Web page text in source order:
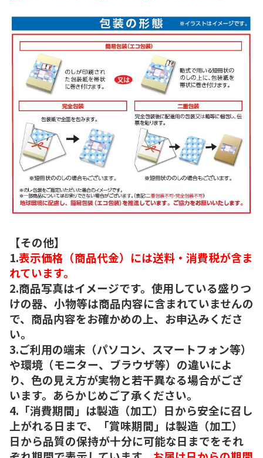
【その他】
1.表示価格（商品代金）には送料・消費税が含ま
れています。
2.商品写真はイメージです。使用している盛りつ
けの器、小物等は商品内容に含まれていませんの
で、商品内容をお確かめの上、お申込みくださ
い。
3.ご利用の端末（パソコン、スマートフォン等）
や環境（モニター、ブラウザ等）の違いによ
り、色の見え方が実物と若干異なる場合がござ
います。あらかじめご了承ください。
4.「消費期間」は製造（加工）日から安全に召し
上がれる日まで、「賞味期間」は製造（加工）
日から品質の保持が十分に可能な日までをそれ